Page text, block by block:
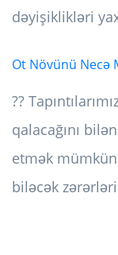
dəyişiklikləri
Ot Növünü Necə
??
qalacağını
etmək
biləcək